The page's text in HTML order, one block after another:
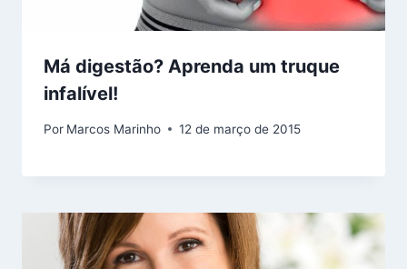
Má digestão? Aprenda um truque
infalível!
Por Marcos Marinho 12 de março de 2015